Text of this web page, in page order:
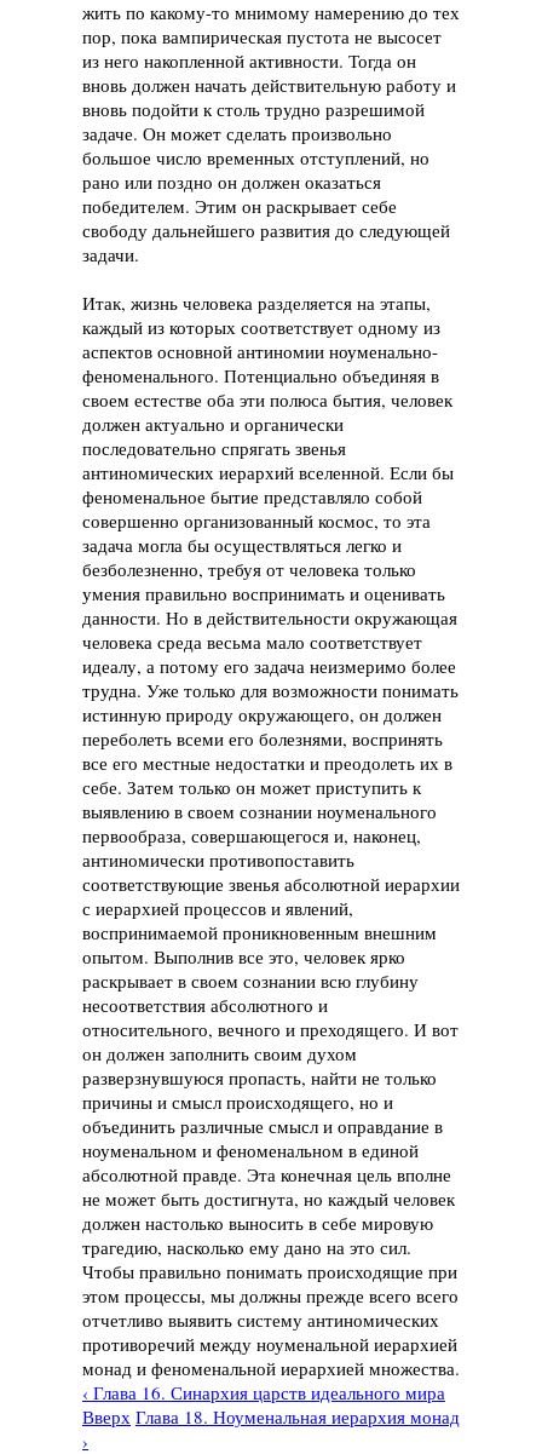
жить по какому-то мнимому намерению до тех
пор, пока вампирическая пустота не высосет
из него накопленной активности. Тогда он
вновь должен начать действительную работу и
вновь подойти к столь трудно разрешимой
задаче. Он может сделать произвольно
большое число временных отступлений, но
рано или поздно он должен оказаться
победителем. Этим он раскрывает себе
свободу дальнейшего развития до следующей
задачи.
Итак, жизнь человека разделяется на этапы,
каждый из которых соответствует одному из
аспектов основной антиномии ноуменально-
феноменального. Потенциально объединяя в
своем естестве оба эти полюса бытия, человек
должен актуально и органически
последовательно спрягать звенья
антиномических иерархий вселенной. Если бы
феноменальное бытие представляло собой
совершенно организованный космос, то эта
задача могла бы осуществляться легко и
безболезненно, требуя от человека только
умения правильно воспринимать и оценивать
данности. Но в действительности окружающая
человека среда весьма мало соответствует
идеалу, а потому его задача неизмеримо более
трудна. Уже только для возможности понимать
истинную природу окружающего, он должен
переболеть всеми его болезнями, воспринять
все его местные недостатки и преодолеть их в
себе. Затем только он может приступить к
выявлению в своем сознании ноуменального
первообраза, совершающегося и, наконец,
антиномически противопоставить
соответствующие звенья абсолютной иерархии
с иерархией процессов и явлений,
воспринимаемой проникновенным внешним
опытом. Выполнив все это, человек ярко
раскрывает в своем сознании всю глубину
несоответствия абсолютного и
относительного, вечного и преходящего. И вот
он должен заполнить своим духом
разверзнувшуюся пропасть, найти не только
причины и смысл происходящего, но и
объединить различные смысл и оправдание в
ноуменальном и феноменальном в единой
абсолютной правде. Эта конечная цель вполне
не может быть достигнута, но каждый человек
должен настолько выносить в себе мировую
трагедию, насколько ему дано на это сил.
Чтобы правильно понимать происходящие при
этом процессы, мы должны прежде всего всего
отчетливо выявить систему антиномических
противоречий между ноуменальной иерархией
монад и феноменальной иерархией множества.
‹ Глава 16. Синархия царств идеального мира
Вверх Глава 18. Ноуменальная иерархия монад
›